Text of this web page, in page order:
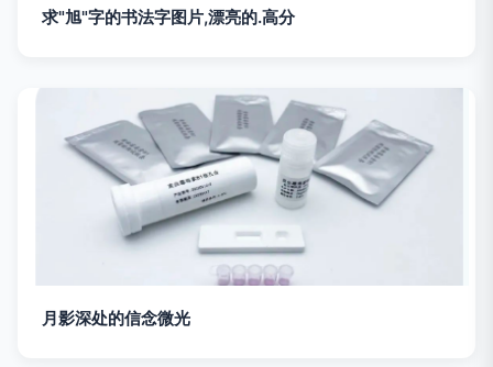
求"旭"字的书法字图片,漂亮的.高分
月影深处的信念微光